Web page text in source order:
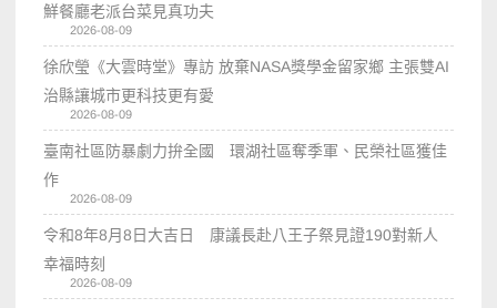
鮮餐廳老派台菜見真功夫
2026-08-09
徐欣瑩《大雲時堂》專訪 放棄NASA獎學金留家鄉 主張雙AI
治縣讓城市更科技更有愛
2026-08-09
臺南社區防暴劇力拚全國 環湖社區奪季軍、民榮社區獲佳
作
2026-08-09
令和8年8月8日大吉日 康議長赴八王子祭見證190對新人
幸福時刻
2026-08-09